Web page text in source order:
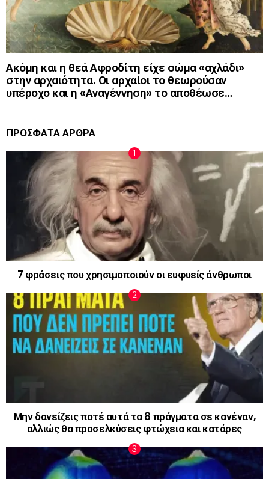
Ακόμη και η θεά Αφροδίτη είχε σώμα «αχλάδι»
στην αρχαιότητα. Οι αρχαίοι το θεωρούσαν
υπέροχο και η «Αναγέννηση» το αποθέωσε…
ΠΡΟΣΦΑΤΑ ΑΡΘΡΑ
7 φράσεις που χρησιμοποιούν οι ευφυείς άνθρωποι
Μην δανείζεις ποτέ αυτά τα 8 πράγματα σε κανέναν,
αλλιώς θα προσελκύσεις φτώχεια και κατάρες